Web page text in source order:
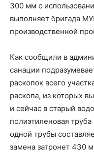
300 мм с
выполняет бригада
производственной
Как сообщили в
санации
раскопок всего
раскопа, из которых
и сейчас в старый
полиэтиленовая
одной трубы
замена затронет 430